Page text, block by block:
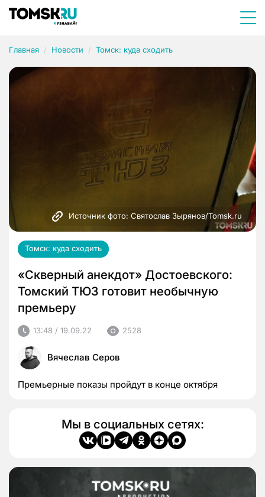
Главная Новости Томск: куда сходить
Источник фото: Святослав Зырянов/Tomsk.ru
Томск: куда сходить
«Скверный анекдот» Достоевского:
Томский ТЮЗ готовит необычную
премьеру
13:48 / 19.09.22 2528
Вячеслав Серов
Премьерные показы пройдут в конце октября
Мы в социальных сетях: